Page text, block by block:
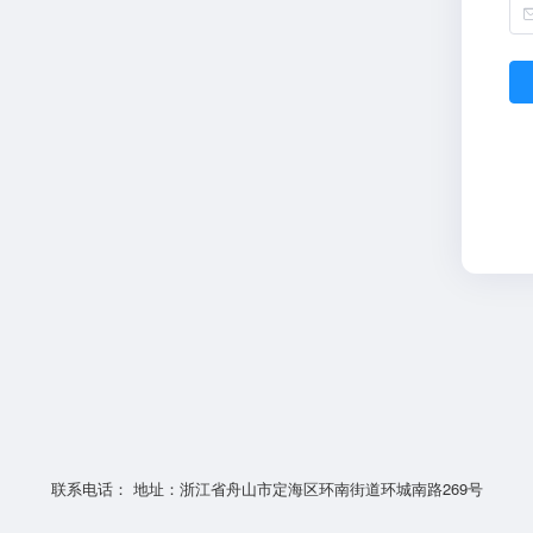
联系电话： 地址：浙江省舟山市定海区环南街道环城南路269号